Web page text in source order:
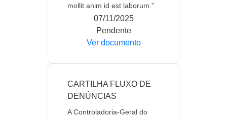
mollit anim id est laborum.”
07/11/2025
Pendente
Ver documento
CARTILHA FLUXO DE
DENÚNCIAS
A Controladoria-Geral do